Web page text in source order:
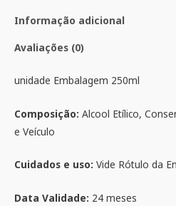
Informação adicional
Avaliações (0)
unidade Embalagem 250ml
Composição: Alcool Etílico,
e Veículo
Cuidados e uso: Vide Rótulo da
Data Validade: 24 meses